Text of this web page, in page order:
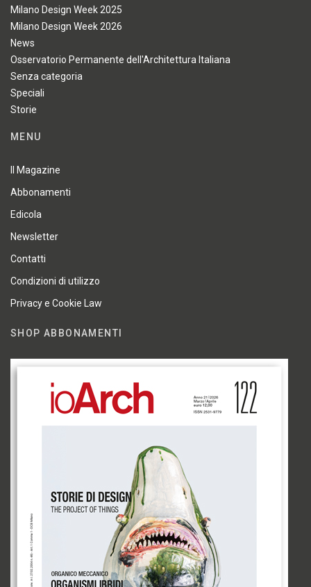
Milano Design Week 2025
Milano Design Week 2026
News
Osservatorio Permanente dell'Architettura Italiana
Senza categoria
Speciali
Storie
MENU
Il Magazine
Abbonamenti
Edicola
Newsletter
Contatti
Condizioni di utilizzo
Privacy e Cookie Law
SHOP ABBONAMENTI